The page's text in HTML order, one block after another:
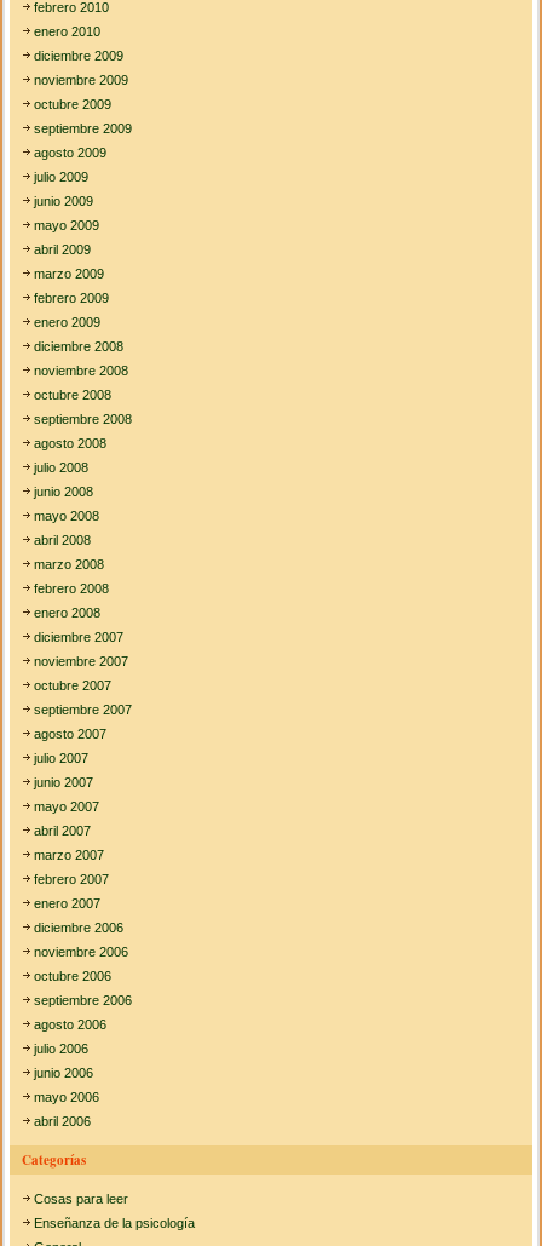
febrero 2010
enero 2010
diciembre 2009
noviembre 2009
octubre 2009
septiembre 2009
agosto 2009
julio 2009
junio 2009
mayo 2009
abril 2009
marzo 2009
febrero 2009
enero 2009
diciembre 2008
noviembre 2008
octubre 2008
septiembre 2008
agosto 2008
julio 2008
junio 2008
mayo 2008
abril 2008
marzo 2008
febrero 2008
enero 2008
diciembre 2007
noviembre 2007
octubre 2007
septiembre 2007
agosto 2007
julio 2007
junio 2007
mayo 2007
abril 2007
marzo 2007
febrero 2007
enero 2007
diciembre 2006
noviembre 2006
octubre 2006
septiembre 2006
agosto 2006
julio 2006
junio 2006
mayo 2006
abril 2006
Categorías
Cosas para leer
Enseñanza de la psicología